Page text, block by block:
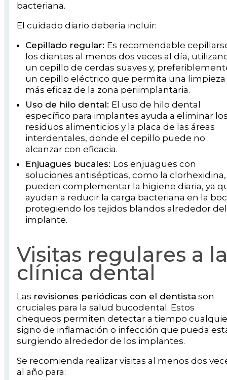
bacteriana.
El cuidado diario debería incluir:
Cepillado regular: Es recomendable
los dientes al menos dos veces al día,
un cepillo de cerdas suaves y,
un cepillo eléctrico que permita una limpieza
más eficaz de la zona periimplantaria.
Uso de hilo dental: El uso de hilo dental
específico para implantes ayuda a eliminar
residuos alimenticios y la placa de las áreas
interdentales, donde el cepillo puede no
alcanzar con eficacia.
Enjuagues bucales: Los enjuagues con
soluciones antisépticas, como la clorhexidina,
pueden complementar la higiene diaria, ya
ayudan a reducir la carga bacteriana en la
protegiendo los tejidos blandos alrededor del
implante.
Visitas regulares a la
clínica dental
Las revisiones periódicas con el dentista son
cruciales para la salud bucodental. Estos
chequeos permiten detectar a tiempo
signo de inflamación o infección que pueda
surgiendo alrededor de los implantes.
Se recomienda realizar visitas al menos dos
al año para: